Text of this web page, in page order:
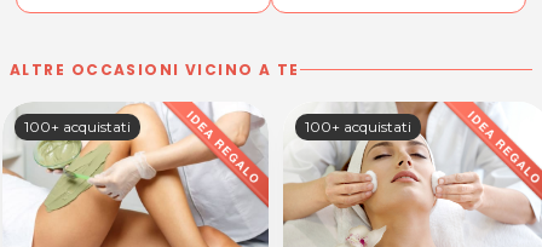
ALTRE OCCASIONI VICINO A TE
100+ acquistati 100+ acquistati